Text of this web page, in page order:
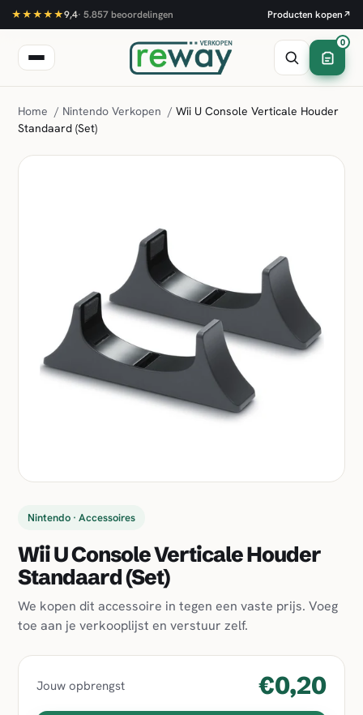
★★★★★9,4· 5.857beoordelingen Producten kopen ↗
0
Home / Nintendo Verkopen / Wii U Console Verticale Houder
Standaard (Set)
Nintendo · Accessoires
Wii U Console Verticale Houder
Standaard (Set)
We kopen dit accessoire in tegen een vaste prijs. Voeg
toe aan je verkooplijst en verstuur zelf.
Jouw opbrengst €0,20